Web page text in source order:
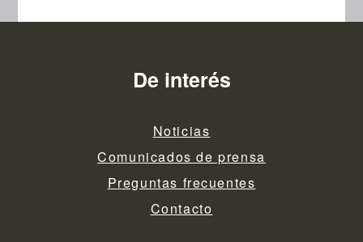
De interés
Noticias
Comunicados de prensa
Preguntas frecuentes
Contacto